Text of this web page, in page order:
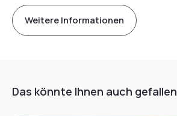
Weitere Informationen
Das könnte Ihnen auch gefallen